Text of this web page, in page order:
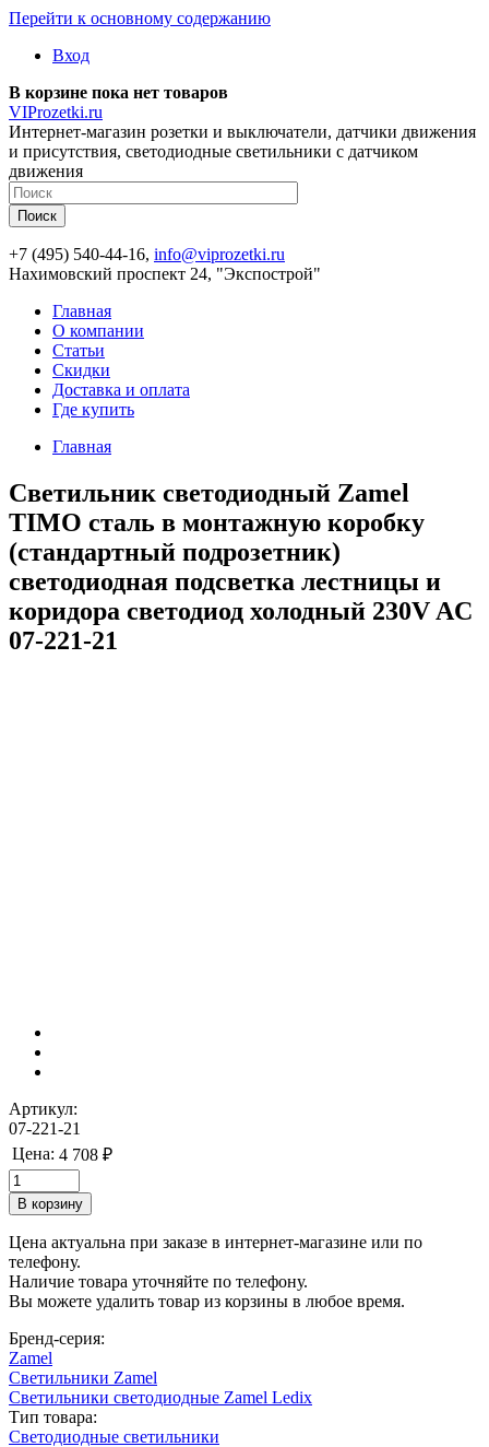
Перейти к основному содержанию
Вход
В корзине пока нет товаров
VIProzetki.ru
Интернет-магазин розетки и выключатели, датчики движения
и присутствия, светодиодные светильники с датчиком
движения
+7 (495) 540-44-16, info@viprozetki.ru
Нахимовский проспект 24, "Экспострой"
Главная
О компании
Статьи
Скидки
Доставка и оплата
Где купить
Главная
Светильник светодиодный Zamel
TIMO сталь в монтажную коробку
(стандартный подрозетник)
светодиодная подсветка лестницы и
коридора светодиод холодный 230V AC
07-221-21
Артикул:
07-221-21
Цена: 4 708 ₽
Цена актуальна при заказе в интернет-магазине или по
телефону.
Наличие товара уточняйте по телефону.
Вы можете удалить товар из корзины в любое время.
Бренд-серия:
Zamel
Светильники Zamel
Светильники светодиодные Zamel Ledix
Тип товара:
Светодиодные светильники